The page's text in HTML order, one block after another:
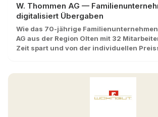
W. Thommen AG —
digitalisiert Übergaben
Wie das 70-jährige Familienunternehmen
AG aus der Region Olten mit 32
Zeit spart und von der individuellen